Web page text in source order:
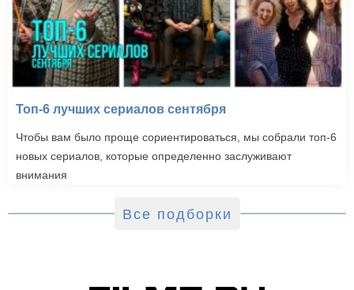
Топ-6 лучших сериалов сентября
Чтобы вам было проще сориентироваться, мы собрали топ-6
новых сериалов, которые определенно заслуживают
внимания
Все подборки